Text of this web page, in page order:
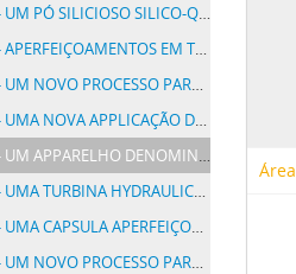
QUARTZOSO, PARA O FIM DE SER APPLICADO MESMO EM PÓ NA LIMPEZA DOS METAES E OUTROS OBJECTOS
EM TUBOS DE DESCARGA ELECTRICA
NOVO PROCESSO PARA APAGAR FOGO
DISTRIBUIDORAS AUTOMATICAS PARA EXECUÇÃO DE UM SYSTEMA DE SEGURO INDIVIDUAL, DE TRANSPORTE MARITIMO, FLUVIAL E TERRESTRE, POR APOLICES
FOOT-BALL TABLE GAME OU JOGO DE FOOT-BALL DE MESA, PARA DIVERSÃO (BRINQUEDO)
OU SIMILHANTE, COM APERFEIÇOAMENTOS EM SUAS PEÇAS PRINCIPAIS
APERFEIÇOADA PARA O AUTOMATICO FECHAMENTO DE GARRAFAS
PARA A FABRICAÇÃO DE MATERIAS CORANTES AZO PARA TINGIR LÃ